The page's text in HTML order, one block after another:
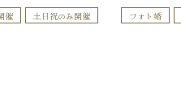
催 土日祝のみ開催 フォト婚